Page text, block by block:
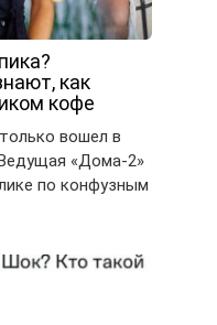
как
кофе
вошел в
«Дома-2»
по конфузным